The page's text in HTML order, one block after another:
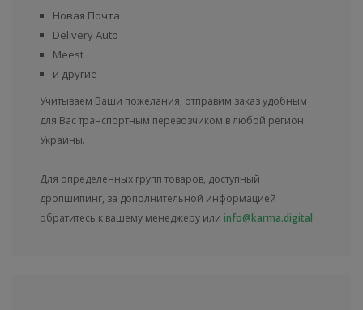
Новая Почта
Delivery Auto
Meest
и другие
Учитываем Ваши пожелания, отправим заказ удобным
для Вас транспортным перевозчиком в любой регион
Украины.
Для определенных групп товаров, доступный
дропшипинг, за дополнительной информацией
обратитесь к вашему менеджеру или info@karma.digital